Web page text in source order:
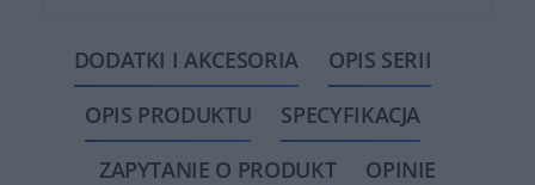
DODATKI I AKCESORIA
OPIS SERII
OPIS PRODUKTU
SPECYFIKACJA
ZAPYTANIE O PRODUKT
OPINIE